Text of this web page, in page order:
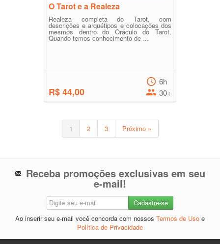
O Tarot e a Realeza
Realeza completa do Tarot, com
descrições e arquétipos e colocações dos
mesmos dentro do Oráculo do Tarot.
Quando temos conhecimento de ...
R$ 44,00
6h
30+
1 2 3 Próximo »
Receba promoções exclusivas em seu
e-mail!
Ao inserir seu e-mail você concorda com nossos Termos de Uso e
Política de Privacidade